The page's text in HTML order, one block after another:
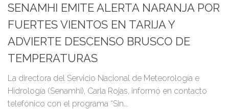
SENAMHI EMITE ALERTA NARANJA POR
FUERTES VIENTOS EN TARIJA Y
ADVIERTE DESCENSO BRUSCO DE
TEMPERATURAS
La directora del Servicio Nacional de Meteorología e
Hidrología (Senamhi), Carla Rojas, informó en contacto
telefónico con el programa “Sin...